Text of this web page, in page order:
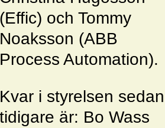
(Effic) och Tommy
Noaksson (ABB
Process Automation).
Kvar i styrelsen sedan
tidigare är: Bo Wass